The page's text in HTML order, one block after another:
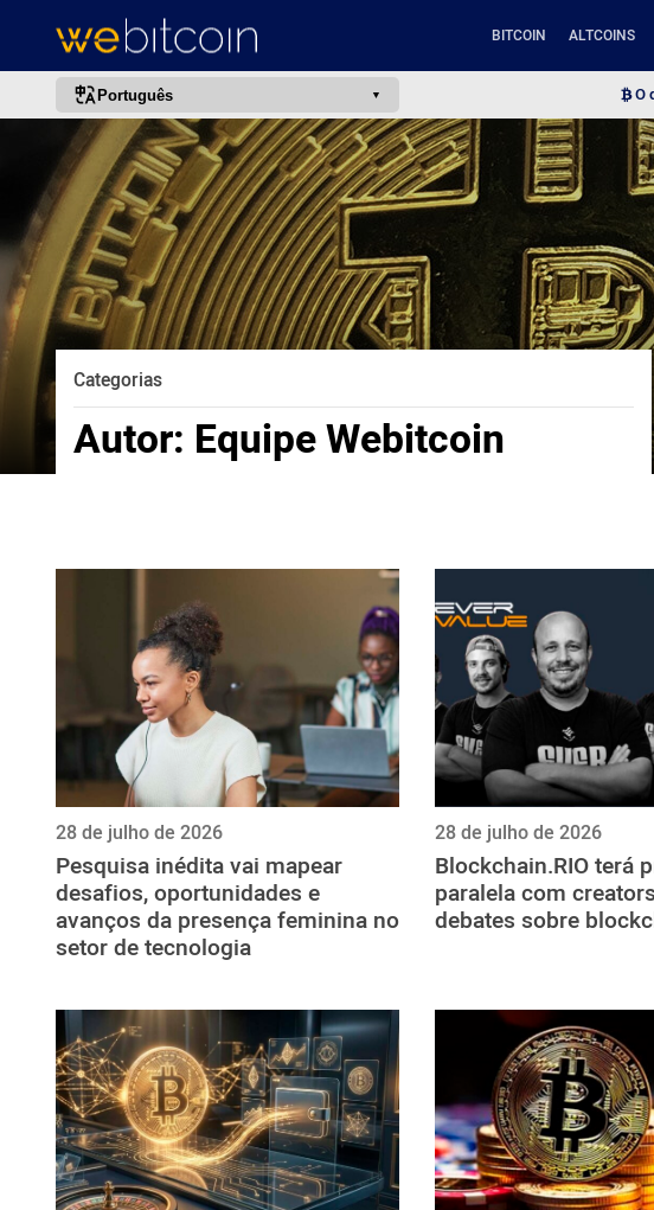
BITCOIN ALTCOINS
Português
português (BR)
english
español
français
italiano
deutsch
русский
polski
vietnamese
O
Categorias
Autor: Equipe Webitcoin
28 de julho de 2026
Pesquisa inédita vai mapear
desafios, oportunidades e
avanços da presença feminina no
setor de tecnologia
28 de julho de 2026
Blockchain.RIO terá
paralela com
debates sobre